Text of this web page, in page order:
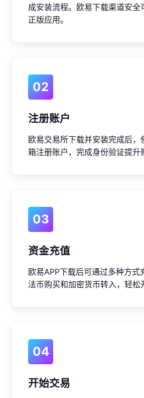
成安装流程。欧易下载渠道安全
正版应用。
02
注册账户
欧易交易所下载并安装完成后，
箱注册账户，完成身份验证提升
03
资金充值
欧易APP下载后可通过多种方式
法币购买和加密货币转入，轻松
04
开始交易